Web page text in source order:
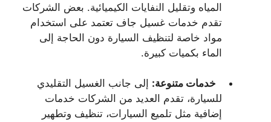
المياه وتقليل النفايات الكيميائية. بعض الشركات
تقدم خدمات غسيل جاف تعتمد على استخدام
مواد خاصة لتنظيف السيارة دون الحاجة إلى
الماء بكميات كبيرة.
خدمات متنوعة: إلى جانب الغسيل التقليدي
للسيارة، تقدم العديد من الشركات خدمات
إضافية مثل تلميع السيارات، تنظيف وتطهير